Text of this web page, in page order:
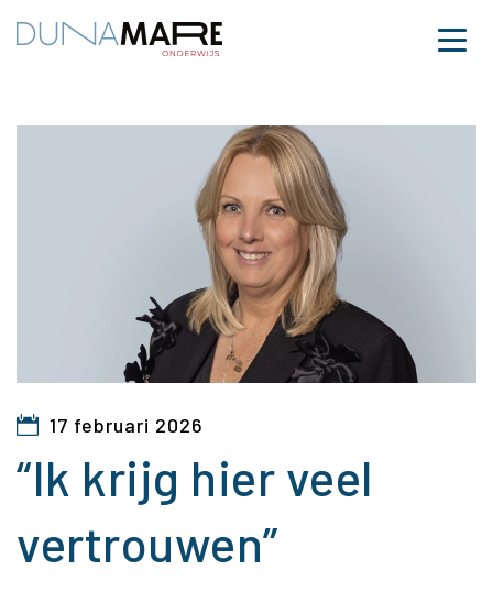
Menu
“Ik krijg hier veel
17 februari 2026
“Ik krijg hier veel
vertrouwen”